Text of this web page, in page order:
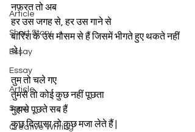
Article
Short Story
Essay
Essay
Article
Song
Creative Writing
नफ़रत तो अब
हर उस जगह से, हर उस गाने से
बारिश के उस मौसम से हैं जिसमें भीगते हुए थकते नहीं
थे |
तुम तो चले गए
तुमसे तो कोई कुछ नहीं पूछता
मुझसे पूछते सब हैं
कुछ दिलासा तो कुछ मजा लेते हैं |